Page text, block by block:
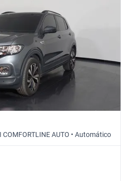
AUTO • Automático